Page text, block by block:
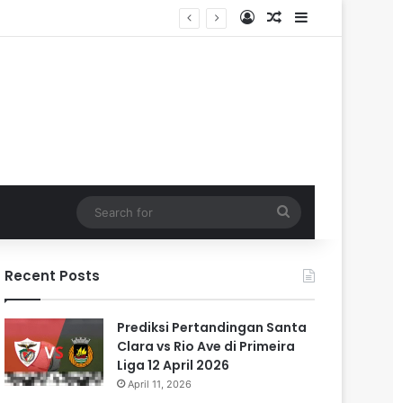
Log InRandom Article
Sidebar
for
Recent Posts
Prediksi Pertandingan Santa
Clara vs Rio Ave di Primeira
Liga 12 April 2026
April 11, 2026